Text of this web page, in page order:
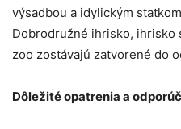
výsadbou a idylickým
Dobrodružné ihrisko, ihrisko
zoo zostávajú zatvorené do
Dôležité opatrenia a